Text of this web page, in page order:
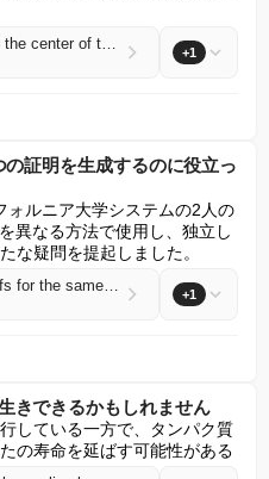
Postpartum psychosis is at the center of the Lindsay Clancy trial. What is it? +1
証明を生成するのに役立っ
ォルニア大学システムの2人の
異なる方法で使用し、独立し
な疑問を提起しました。
AI helped produce two proofs for the same cryptography problem +1
きできるかもしれません
している一方で、タンパク質
の寿命を延ばす可能性がある